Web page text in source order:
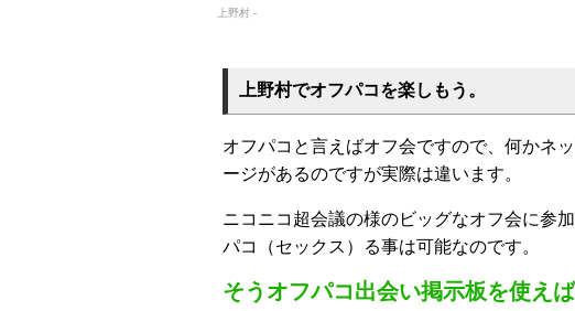
上野村 -
上野村でオフパコを楽しもう。
オフパコと言えばオフ会ですので、何かネ
ージがあるのですが実際は違います。
ニコニコ超会議の様のビッグなオフ会に参
パコ（セックス）る事は可能なのです。
そうオフパコ出会い掲示板を使えば